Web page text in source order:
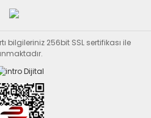
bilgileriniz 256bit SSL sertifikası ile